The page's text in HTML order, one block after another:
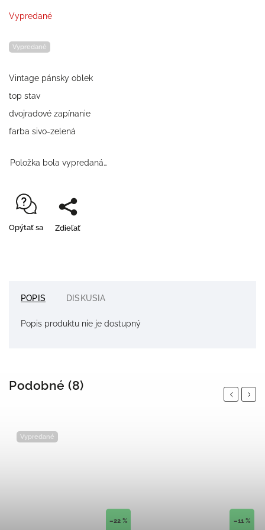
Vypredané
Vintage pánsky oblek
top stav
dvojradové zapínanie
farba sivo-zelená
Vypredané
Položka bola vypredaná…
Opýtať sa Zdieľať
POPIS DISKUSIA
Popis produktu nie je dostupný
Podobné (8)
Previous
Vypredané
–22 % –11 %
Next